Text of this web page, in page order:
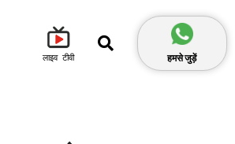
लाइव टीवी हमसे जुड़ें